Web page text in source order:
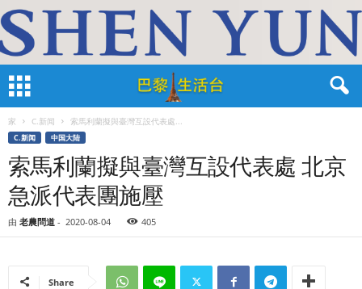
家 C.新闻 索馬利蘭擬與臺灣互設代表處...
C.新闻 中国大陆
索馬利蘭擬與臺灣互設代表處 北京
急派代表團施壓
由 老農問道 - 2020-08-04 405
Share